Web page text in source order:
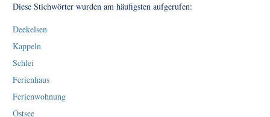
Diese Stichwörter wurden am häufigsten aufgerufen:
Deekelsen
Kappeln
Schlei
Ferienhaus
Ferienwohnung
Ostsee